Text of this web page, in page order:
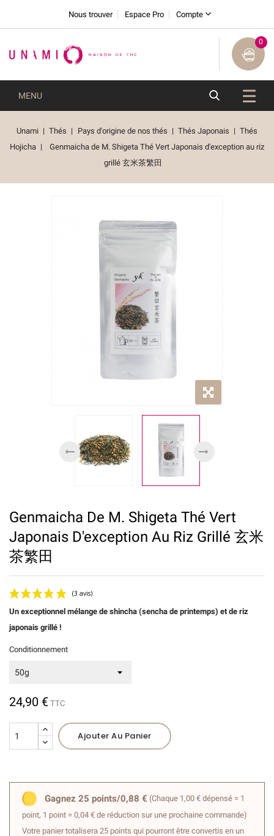
Nous trouver Espace Pro Compte
0
MENU
Unami Thés Pays d'origine de nos thés Thés Japonais
Thés
Hojicha
Genmaicha de M. Shigeta Thé Vert Japonais d'exception au riz
grillé 玄米茶繁田
Genmaicha De M. Shigeta Thé Vert
Japonais D'exception Au Riz Grillé 玄米
茶繁田
Un exceptionnel mélange de shincha (sencha de printemps) et de riz
japonais grillé !
Conditionnement
24,90 € TTC
Ajouter Au Panier
Gagnez 25 points/0,88 € (Chaque 1,00 € dépensé = 1
point, 1 point = 0,04 € de réduction sur une prochaine commande)
Votre panier totalisera 25 points qui pourront être convertis en un